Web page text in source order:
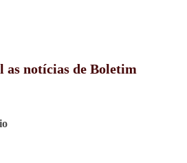
as notícias de Boletim